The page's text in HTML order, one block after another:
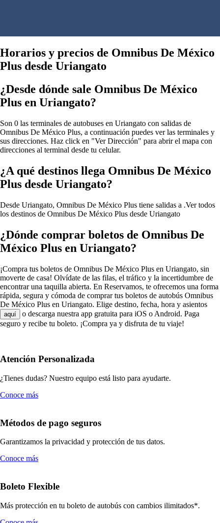
Horarios y precios de Omnibus De México
Plus desde Uriangato
¿Desde dónde sale Omnibus De México
Plus en Uriangato?
Son 0 las terminales de autobuses en Uriangato con salidas de
Omnibus De México Plus, a continuación puedes ver las terminales y
sus direcciones. Haz click en "Ver Dirección" para abrir el mapa con
direcciones al terminal desde tu celular.
¿A qué destinos llega Omnibus De México
Plus desde Uriangato?
Desde Uriangato, Omnibus De México Plus tiene salidas a .Ver todos
los destinos de Omnibus De México Plus desde Uriangato
¿Dónde comprar boletos de Omnibus De
México Plus en Uriangato?
¡Compra tus boletos de Omnibus De México Plus en Uriangato, sin
moverte de casa! Olvídate de las filas, el tráfico y la incertidumbre de
encontrar una taquilla abierta. En Reservamos, te ofrecemos una forma
rápida, segura y cómoda de comprar tus boletos de autobús Omnibus
De México Plus en Uriangato. Elige destino, fecha, hora y asientos
aquí
o descarga nuestra app gratuita para iOS o Android. Paga
seguro y recibe tu boleto. ¡Compra ya y disfruta de tu viaje!
Atención Personalizada
¿Tienes dudas? Nuestro equipo está listo para ayudarte.
Conoce más
Métodos de pago seguros
Garantizamos la privacidad y protección de tus datos.
Conoce más
Boleto Flexible
Más protección en tu boleto de autobús con cambios ilimitados*.